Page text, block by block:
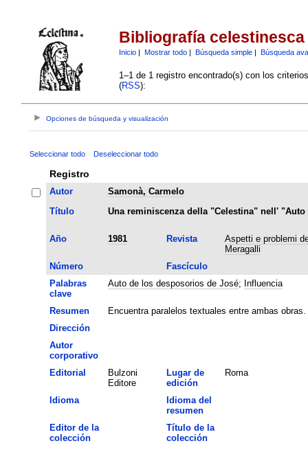
Bibliografía celestinesca
Inicio| Mostrar todo| Búsqueda simple| Búsqueda
1–1 de 1 registro encontrado(s) con los
(RSS):
Opciones de búsqueda y visualización
Seleccionar todo Deseleccionar todo
Registro
Autor
Samonà, Carmelo
Título
Una reminiscenza della "Celestina" nell'
Año 1981 Revista
Aspetti e problemi
Meragalli
Número
Fascículo
Palabras
clave
Auto de los desposorios de José; Influencia
Resumen
Encuentra paralelos textuales entre ambas obras.
Dirección
Autor
corporativo
Editorial
Bulzoni
Editore
Lugar de
edición
Roma
Idioma
Idioma del
resumen
Editor de la
colección
Título de la
colección